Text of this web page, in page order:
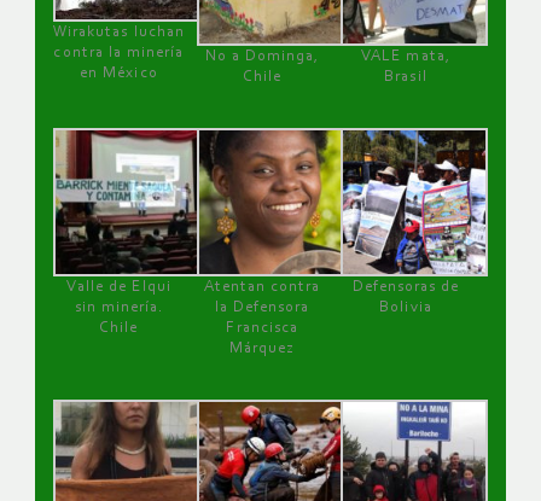
Wirakutas luchan
contra la minería
en México
No a Dominga,
Chile
VALE mata,
Brasil
Valle de Elqui
sin minería.
Chile
Atentan contra
la Defensora
Francisca
Márquez
Defensoras de
Bolivia